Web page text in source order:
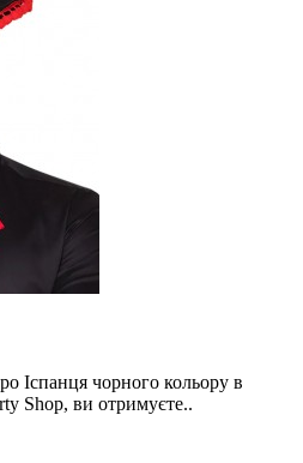
Іспанця чорного кольору в
Shop, ви отримуєте..